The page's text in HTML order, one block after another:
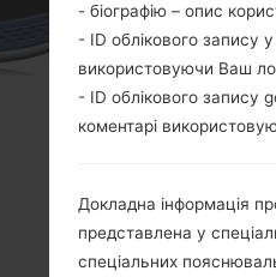
СИСТЕМА
CSC
ОПИС
- біографію – опис
- ID облікового запису
використовуючи Ваш
- ID облікового запису
коментарі
Докладна інформація
представлена у
спеціальних